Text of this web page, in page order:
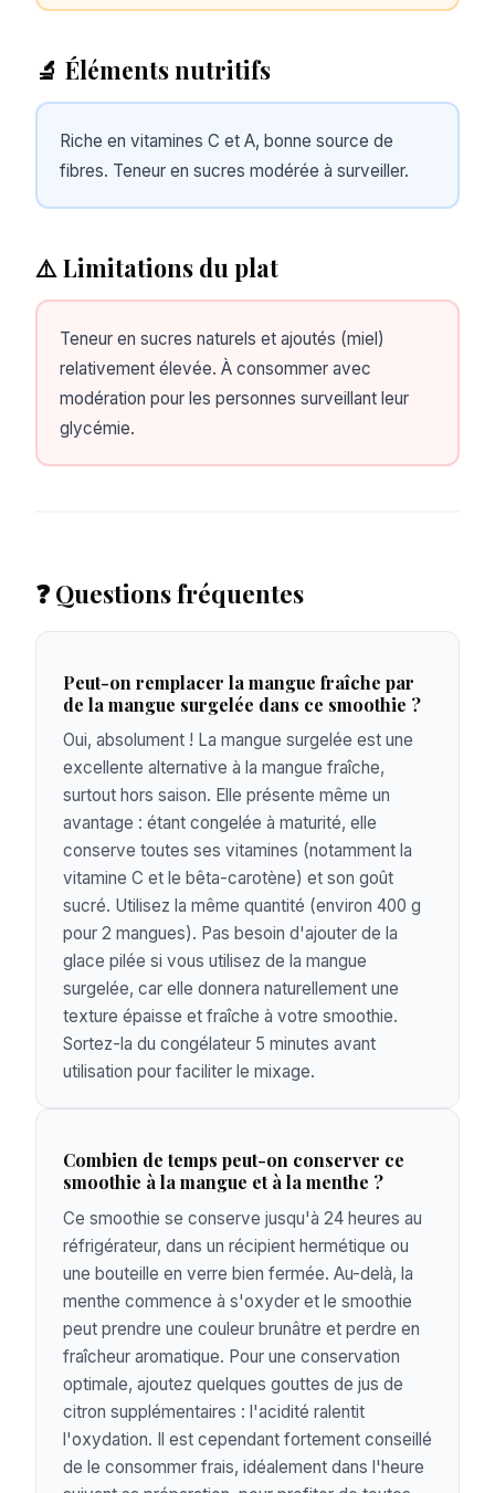
🔬 Éléments nutritifs
Riche en vitamines C et A, bonne source de
fibres. Teneur en sucres modérée à surveiller.
⚠️ Limitations du plat
Teneur en sucres naturels et ajoutés (miel)
relativement élevée. À consommer avec
modération pour les personnes surveillant leur
glycémie.
❓ Questions fréquentes
Peut-on remplacer la mangue fraîche par
de la mangue surgelée dans ce smoothie ?
Oui, absolument ! La mangue surgelée est une
excellente alternative à la mangue fraîche,
surtout hors saison. Elle présente même un
avantage : étant congelée à maturité, elle
conserve toutes ses vitamines (notamment la
vitamine C et le bêta-carotène) et son goût
sucré. Utilisez la même quantité (environ 400 g
pour 2 mangues). Pas besoin d'ajouter de la
glace pilée si vous utilisez de la mangue
surgelée, car elle donnera naturellement une
texture épaisse et fraîche à votre smoothie.
Sortez-la du congélateur 5 minutes avant
utilisation pour faciliter le mixage.
Combien de temps peut-on conserver ce
smoothie à la mangue et à la menthe ?
Ce smoothie se conserve jusqu'à 24 heures au
réfrigérateur, dans un récipient hermétique ou
une bouteille en verre bien fermée. Au-delà, la
menthe commence à s'oxyder et le smoothie
peut prendre une couleur brunâtre et perdre en
fraîcheur aromatique. Pour une conservation
optimale, ajoutez quelques gouttes de jus de
citron supplémentaires : l'acidité ralentit
l'oxydation. Il est cependant fortement conseillé
de le consommer frais, idéalement dans l'heure